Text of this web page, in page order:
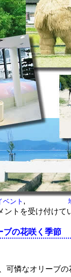
ト , 地域
ントを受け付けて
の花咲く季節
可憐なオリーブの